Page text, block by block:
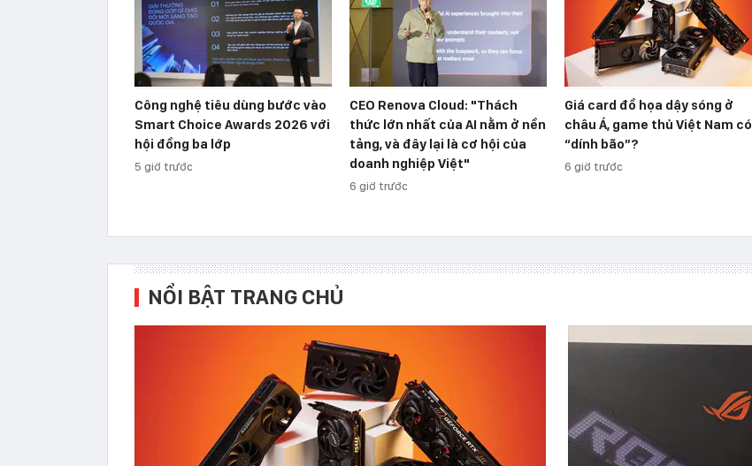
Công nghệ tiêu dùng bước vào
Smart Choice Awards 2026 với
hội đồng ba lớp
5 giờ trước
CEO Renova Cloud: "Thách
thức lớn nhất của AI nằm ở nền
tảng, và đây lại là cơ hội của
doanh nghiệp Việt"
6 giờ trước
Giá card đồ họa dậy sóng ở
châu Á, game thủ Việt Nam có
“dính bão”?
6 giờ trước
NỔI BẬT TRANG CHỦ